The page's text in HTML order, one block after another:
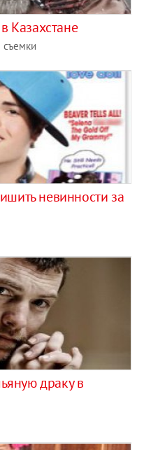
Казахстане
съемки
невинности за
драку в